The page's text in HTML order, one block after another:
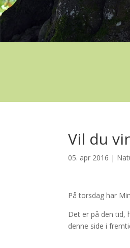
Vil du
05. apr 2016 |
På torsdag har
Det er på den tid,
denne side i